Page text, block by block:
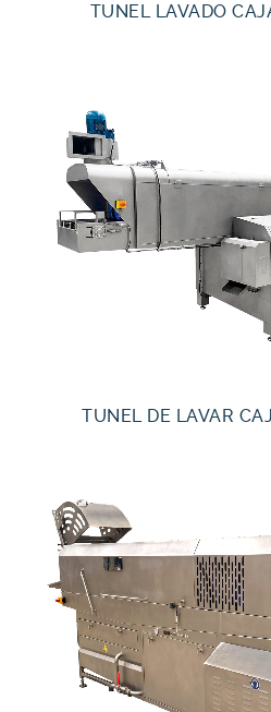
TUNEL LAVADO
TUNEL DE LAVAR